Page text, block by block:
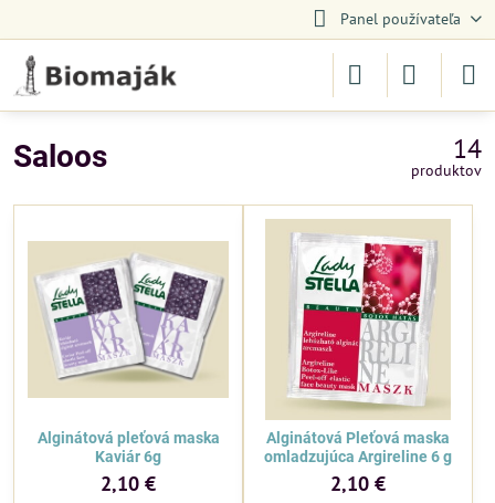
Panel používateľa
Saloos 14
produktov
Alginátová pleťová maska
Kaviár 6g
2,10 €
Alginátová Pleťová maska
omladzujúca Argireline 6 g
2,10 €